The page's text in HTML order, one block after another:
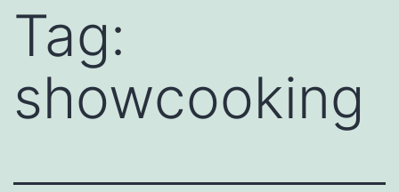
Tag:
showcooking